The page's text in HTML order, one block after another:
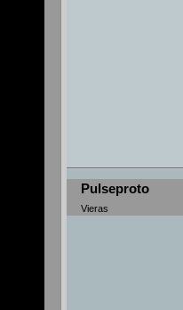
Pulseproto
Vieras